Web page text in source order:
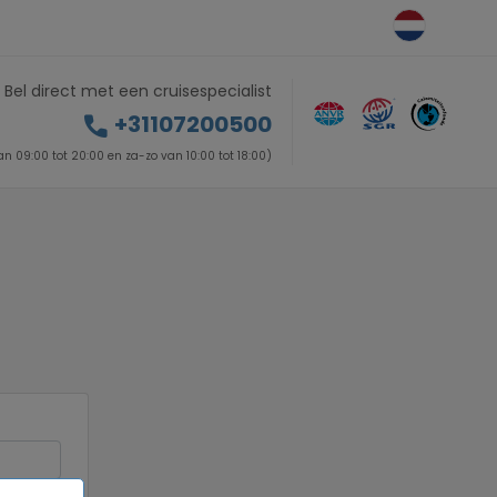
Bel direct met een cruisespecialist
call +31107200500
09:00 tot 20:00 en za-zo van 10:00 tot 18:00)